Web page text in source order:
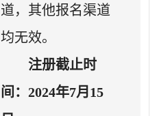
道，其他报名渠道
均无效。
注册截止时
间：2024年7月15